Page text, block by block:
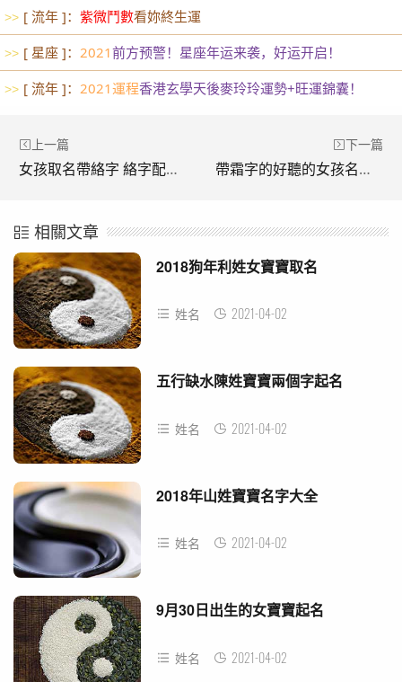
>> [ 流年 ]： 紫微鬥數看妳終生運
>> [ 星座 ]： 2021前方预警！星座年运来袭，好运开启！
>> [ 流年 ]： 2021運程香港玄學天後麥玲玲運勢+旺運錦囊！
上一篇
女孩取名帶絡字 絡字配什麼做名字好
下一篇
帶霜字的好聽的女孩名字大全 霜字名字專題
相關文章
2018狗年利姓女寶寶取名
姓名 2021-04-02
五行缺水陳姓寶寶兩個字起名
姓名 2021-04-02
2018年山姓寶寶名字大全
姓名 2021-04-02
9月30日出生的女寶寶起名
姓名 2021-04-02